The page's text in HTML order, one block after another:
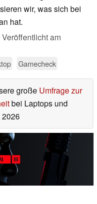
wir, was sich bei
hat.
Veröffentlicht am
Gamecheck
große Umfrage zur
bei Laptops und